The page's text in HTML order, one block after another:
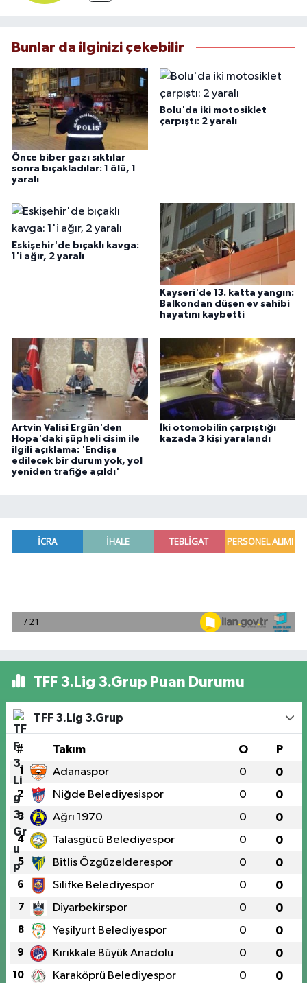
Bunlar da ilginizi çekebilir
Önce biber gazı sıktılar
sonra bıçakladılar: 1 ölü, 1
yaralı
Bolu'da iki motosiklet
çarpıştı: 2 yaralı
Eskişehir'de bıçaklı kavga:
1'i ağır, 2 yaralı
Kayseri'de 13. katta yangın:
Balkondan düşen ev sahibi
hayatını kaybetti
Artvin Valisi Ergün'den
Hopa'daki şüpheli cisim ile
ilgili açıklama: 'Endişe
edilecek bir durum yok, yol
yeniden trafiğe açıldı'
İki otomobilin çarpıştığı
kazada 3 kişi yaralandı
TFF 3.Lig 3.Grup Puan Durumu
TFF 3.Lig 3.Grup
# Takım O P
1 Adanaspor 0 0
2 Niğde Belediyesispor 0 0
3 Ağrı 1970 0 0
4 Talasgücü Belediyespor 0 0
5 Bitlis Özgüzelderespor 0 0
6 Silifke Belediyespor 0 0
7 Diyarbekirspor 0 0
8 Yeşilyurt Belediyespor 0 0
9 Kırıkkale Büyük Anadolu 0 0
10 Karaköprü Belediyespor 0 0